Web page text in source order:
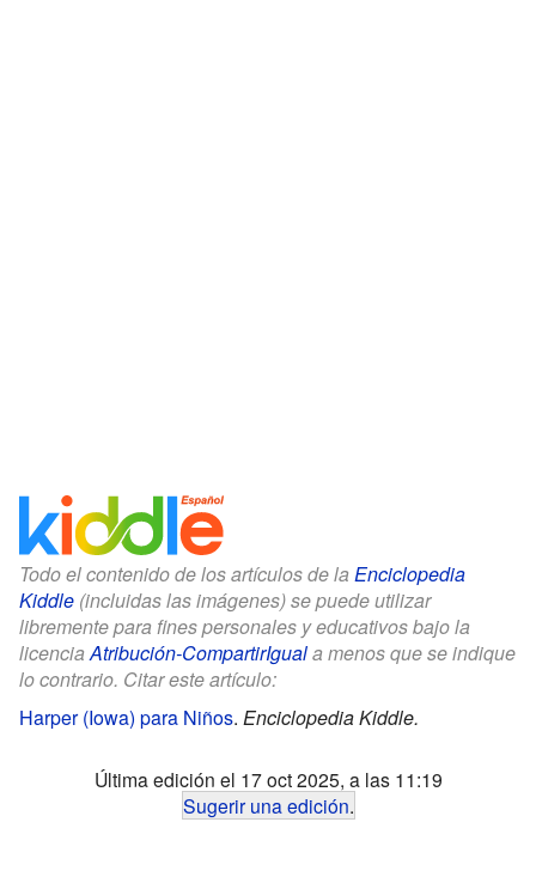
Todo el contenido de los artículos de la Enciclopedia
Kiddle (incluidas las imágenes) se puede utilizar
libremente para fines personales y educativos bajo la
licenciaAtribución-CompartirIguala menos que se indique
lo contrario. Citar este artículo:
Harper (Iowa) para Niños. Enciclopedia Kiddle.
Última edición el 17 oct 2025, a las 11:19
Sugerir una edición.